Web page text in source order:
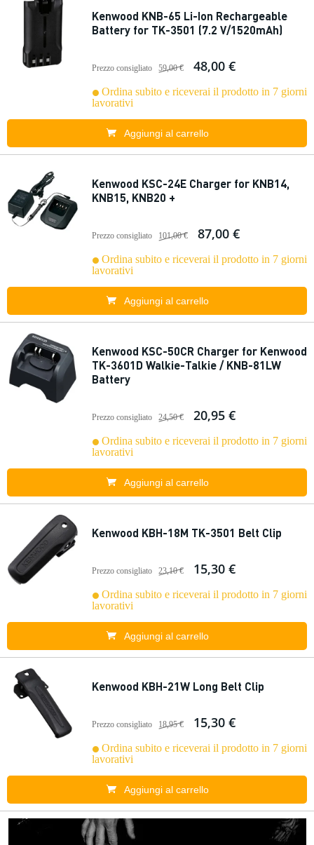
Kenwood KNB-65 Li-Ion Rechargeable
Battery for TK-3501 (7.2 V/1520mAh)
Prezzo consigliato 59,00 € 48,00 €
Ordina subito e riceverai il prodotto in 7 giorni
lavorativi
Aggiungi al carrello
Kenwood KSC-24E Charger for KNB14,
KNB15, KNB20 +
Prezzo consigliato 101,00 € 87,00 €
Ordina subito e riceverai il prodotto in 7 giorni
lavorativi
Aggiungi al carrello
Kenwood KSC-50CR Charger for Kenwood
TK-3601D Walkie-Talkie / KNB-81LW
Battery
Prezzo consigliato 24,50 € 20,95 €
Ordina subito e riceverai il prodotto in 7 giorni
lavorativi
Aggiungi al carrello
Kenwood KBH-18M TK-3501 Belt Clip
Prezzo consigliato 23,10 € 15,30 €
Ordina subito e riceverai il prodotto in 7 giorni
lavorativi
Aggiungi al carrello
Kenwood KBH-21W Long Belt Clip
Prezzo consigliato 18,95 € 15,30 €
Ordina subito e riceverai il prodotto in 7 giorni
lavorativi
Aggiungi al carrello